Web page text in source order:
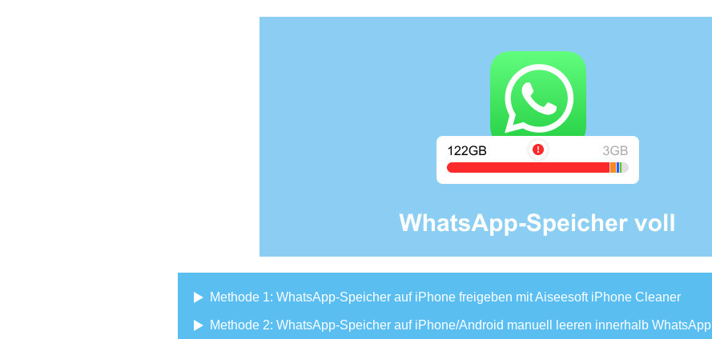
Methode 1: WhatsApp-Speicher auf iPhone freigeben mit Aiseesoft iPhone Cleaner
Methode 2: WhatsApp-Speicher auf iPhone/Android manuell leeren innerhalb WhatsApp